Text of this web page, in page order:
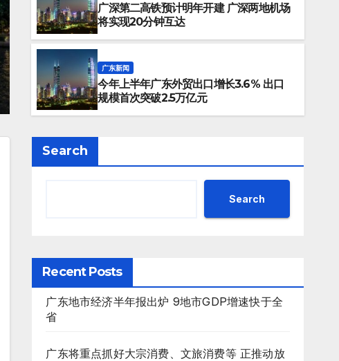
广东新闻
今年上半年广东外贸出口增长
2.5万亿元
JULY 20, 2023 粤新闻
广深第二高铁预计明年开建 广深两地机场
将实现20分钟互达
广东新闻
今年上半年广东外贸出口增长3.6% 出口
规模首次突破2.5万亿元
Search
Search
Recent Posts
广东地市经济半年报出炉 9地市GDP增速快于全
省
广东将重点抓好大宗消费、文旅消费等 正推动放